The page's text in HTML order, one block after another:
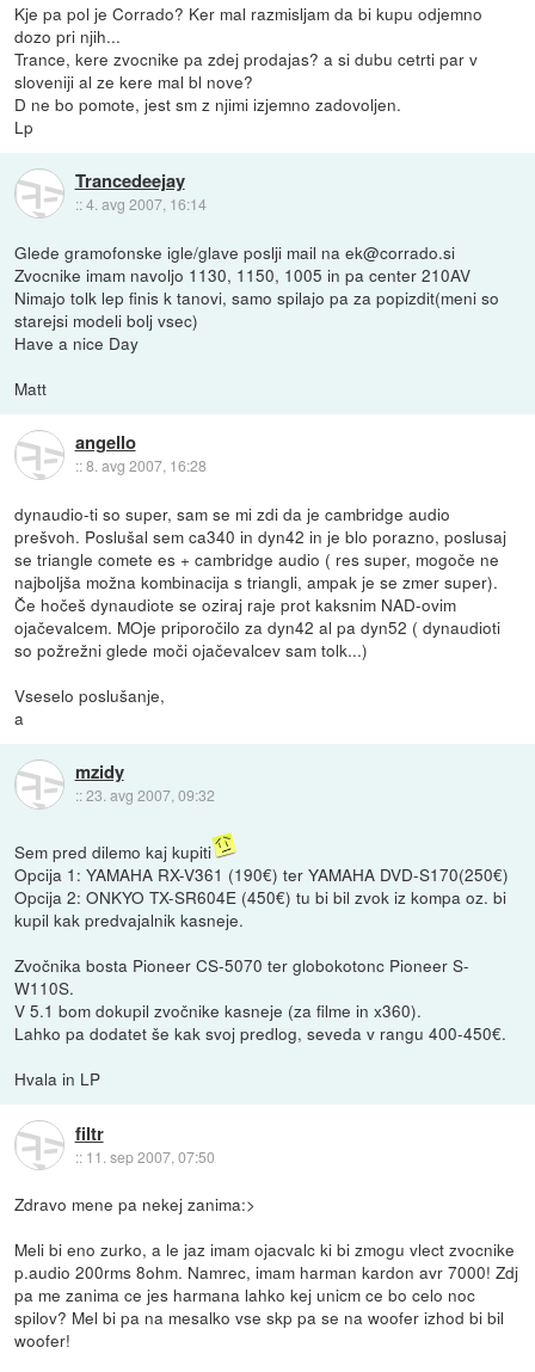
Kje pa pol je Corrado? Ker mal razmisljam da bi kupu odjemno
dozo pri njih...
Trance, kere zvocnike pa zdej prodajas? a si dubu cetrti par v
sloveniji al ze kere mal bl nove?
D ne bo pomote, jest sm z njimi izjemno zadovoljen.
Lp
Trancedeejay
::4. avg 2007, 16:14
Glede gramofonske igle/glave poslji mail na ek@corrado.si
Zvocnike imam navoljo 1130, 1150, 1005 in pa center 210AV
Nimajo tolk lep finis k tanovi, samo spilajo pa za popizdit(meni so
starejsi modeli bolj vsec)
Have a nice Day
Matt
angello
::8. avg 2007, 16:28
dynaudio-ti so super, sam se mi zdi da je cambridge audio
prešvoh. Poslušal sem ca340 in dyn42 in je blo porazno, poslusaj
se triangle comete es + cambridge audio ( res super, mogoče ne
najboljša možna kombinacija s triangli, ampak je se zmer super).
Če hočeš dynaudiote se oziraj raje prot kaksnim NAD-ovim
ojačevalcem. MOje priporočilo za dyn42 al pa dyn52 ( dynaudioti
so požrežni glede moči ojačevalcev sam tolk...)
Vseselo poslušanje,
a
mzidy
::23. avg 2007, 09:32
Sem pred dilemo kaj kupiti
Opcija 1: YAMAHA RX-V361 (190€) ter YAMAHA DVD-S170(250€)
Opcija 2: ONKYO TX-SR604E (450€) tu bi bil zvok iz kompa oz. bi
kupil kak predvajalnik kasneje.
Zvočnika bosta Pioneer CS-5070 ter globokotonc Pioneer S-
W110S.
V 5.1 bom dokupil zvočnike kasneje (za filme in x360).
Lahko pa dodatet še kak svoj predlog, seveda v rangu 400-450€.
Hvala in LP
filtr
:: 11. sep 2007, 07:50
Zdravo mene pa nekej zanima:>
Meli bi eno zurko, a le jaz imam ojacvalc ki bi zmogu vlect zvocnike
p.audio 200rms 8ohm. Namrec, imam harman kardon avr 7000! Zdj
pa me zanima ce jes harmana lahko kej unicm ce bo celo noc
spilov? Mel bi pa na mesalko vse skp pa se na woofer izhod bi bil
woofer!